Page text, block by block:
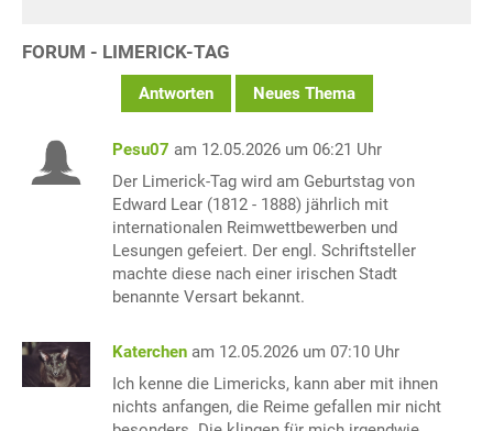
FORUM - LIMERICK-TAG
Antworten Neues Thema
Pesu07 am 12.05.2026 um 06:21 Uhr
Der Limerick-Tag wird am Geburtstag von
Edward Lear (1812 - 1888) jährlich mit
internationalen Reimwettbewerben und
Lesungen gefeiert. Der engl. Schriftsteller
machte diese nach einer irischen Stadt
benannte Versart bekannt.
Katerchen am 12.05.2026 um 07:10 Uhr
Ich kenne die Limericks, kann aber mit ihnen
nichts anfangen, die Reime gefallen mir nicht